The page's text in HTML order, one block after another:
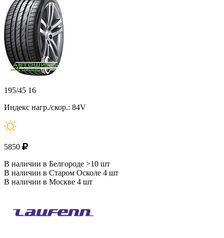
195/45 16
Индекс нагр./скор.: 84V
5850
В наличии в Белгороде >10 шт
В наличии в Старом Осколе 4 шт
В наличии в Москве 4 шт